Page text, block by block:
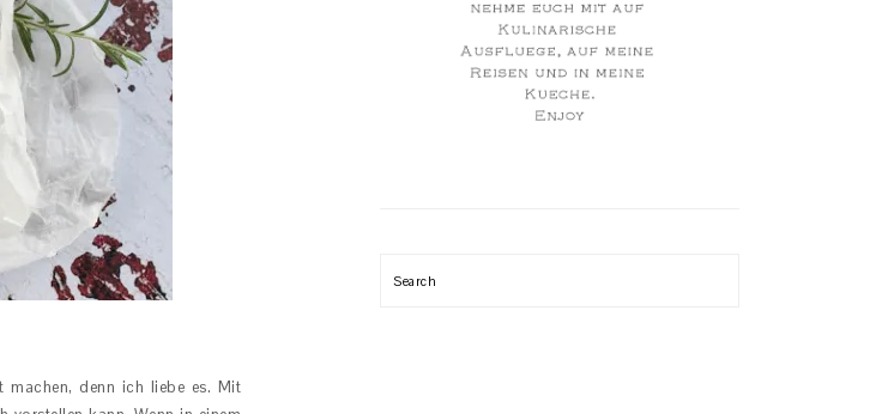
machen, denn ich liebe es. Mit
Search